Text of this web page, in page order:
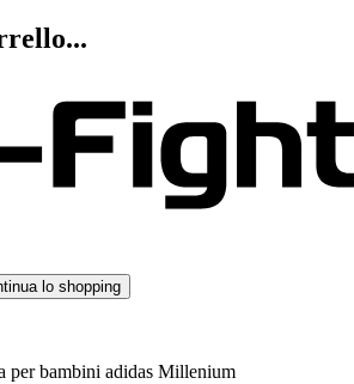
lo shopping
per bambini adidas Millenium